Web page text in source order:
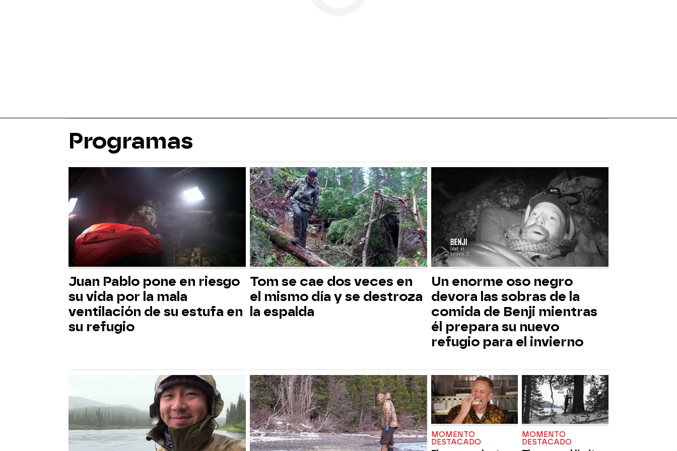
Programas
Juan Pablo pone en riesgo
su vida por la mala
ventilación de su estufa en
su refugio
Tom se cae dos veces en
el mismo día y se destroza
la espalda
Un enorme oso negro
devora las sobras de la
comida de Benji mientras
él prepara su nuevo
refugio para el invierno
MOMENTO
DESTACADO
MOMENTO
DESTACADO